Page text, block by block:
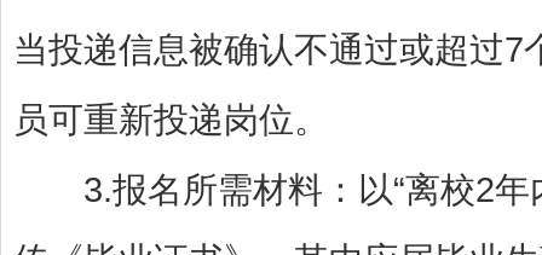
当投递信息被确认不通过或超过
员可重新投递岗位。
3.报名所需材料：以“离校2年